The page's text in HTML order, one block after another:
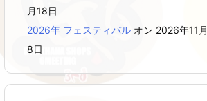
月18日
2026年 フェスティバル オン 2026年11月
8日